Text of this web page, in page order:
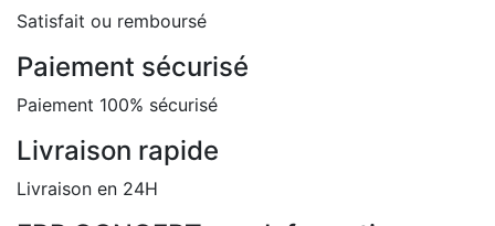
Satisfait ou remboursé
Paiement sécurisé
Paiement 100% sécurisé
Livraison rapide
Livraison en 24H